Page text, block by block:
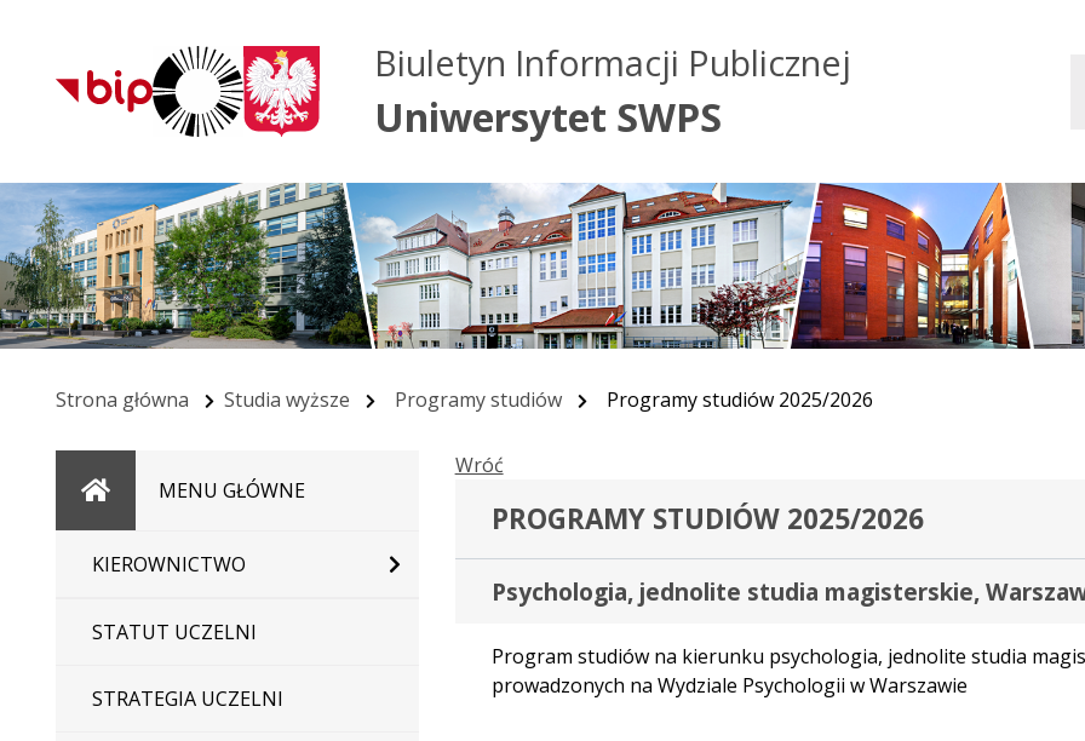
Przejdź do
głównego menu
Przejdź do treści
Przejdź do mapy
serwisu
Biuletyn Informacji Publicznej
Uniwersytet SWPS
Strona główna Studia wyższe Programy studiów Programy studiów 2025/2026
StronaMENU GŁÓWNE
KIEROWNICTWO
STATUT UCZELNI
STRATEGIA UCZELNI
Wróć
PROGRAMY STUDIÓW 2025/2026
Psychologia, jednolite studia magisterskie,
Program studiów na kierunku psychologia, jednolite studia
prowadzonych na Wydziale Psychologii w Warszawie